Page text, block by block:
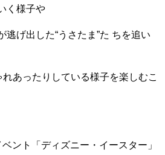
く様子や
逃げ出した“うさたま”た ちを追い
れあったりしている様子を楽しむこ
ント「ディズニー・イースター」